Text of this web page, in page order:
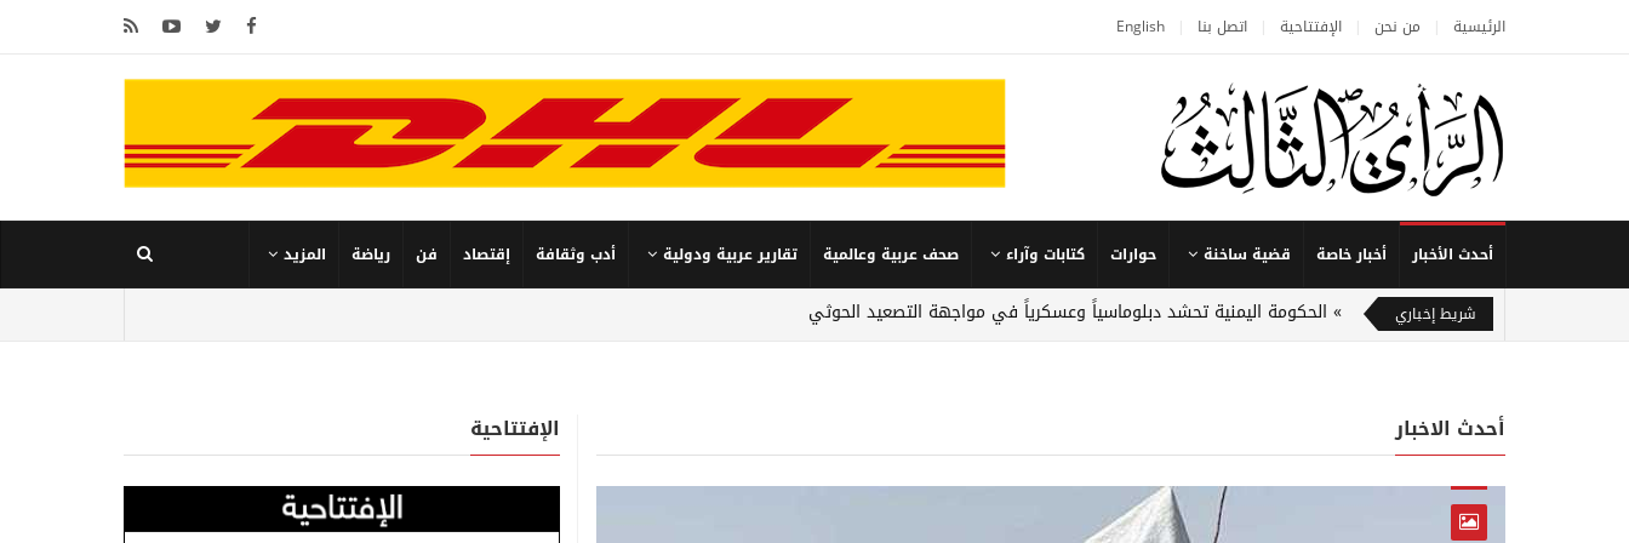
الرئيسية من نحن الإفتتاحية اتصل بنا English
أحدث الأخبار أخبار خاصة قضية ساخنة حوارات كتابات وآراء صحف عربية وعالمية تقارير عربية ودولية أدب وثقافة إقتصاد فن رياضة المزيد
شريط إخباري الحكومة اليمنية تحشد دبلوماسياً وعسكرياً في مواجهة التصعيد الحوثي
أحدث الاخبار الإفتتاحية